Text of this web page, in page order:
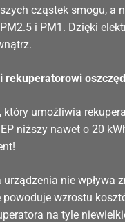
cząstek smogu, a
i PM1. Dzięki
rekuperatorowi
który umożliwia
niższy nawet o 20
urządzenia nie wpływa
powoduje wzrostu
na tyle